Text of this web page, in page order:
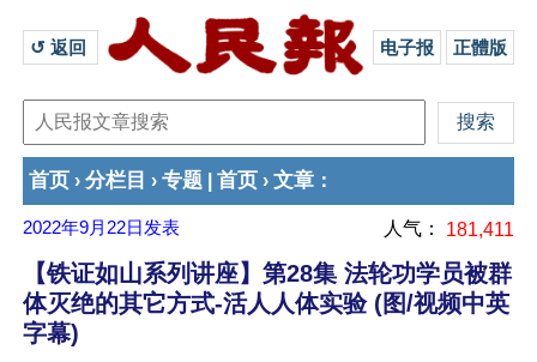
↺ 返回 电子报 正體版
首页 › 分栏目 › 专题 首页 › 文章 ：
2022年9月22日 发表 人气： 181,411
【铁证如山系列讲座】第28集 法轮功学员被群
体灭绝的其它方式-活人人体实验 (图/视频中英
字幕)